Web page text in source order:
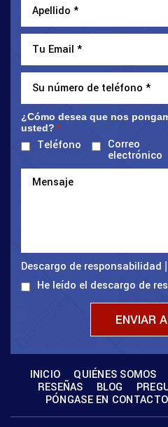
¿Cómo desea que nos
usted? *
Teléfono Correo
electrónico
Descargo de responsabilidad
He leído el descargo de
INICIO QUIÉNES SOMOS
RESEÑAS
BLOG
PÓNGASE EN